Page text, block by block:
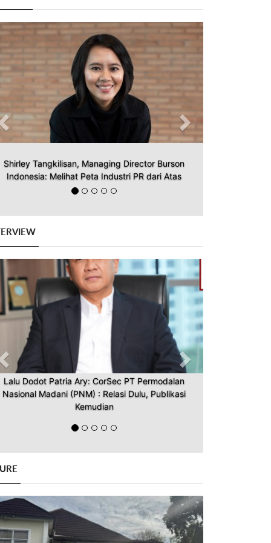
Shirley Tangkilisan, Managing Director Burson
Indonesia: Melihat Peta Industri PR dari Atas
Previous Next
Lalu Dodot Patria Ary: CorSec PT Permodalan
Nasional Madani (PNM) : Relasi Dulu, Publikasi
Kemudian
Previous Next
Previous Next